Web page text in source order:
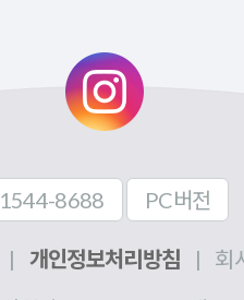
1544-8688 PC버전
| 개인정보처리방침 |
회